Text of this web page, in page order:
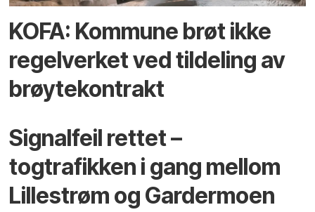
KOFA: Kommune brøt ikke
regelverket ved tildeling av
brøytekontrakt
Signalfeil rettet –
togtrafikken i gang mellom
Lillestrøm og Gardermoen